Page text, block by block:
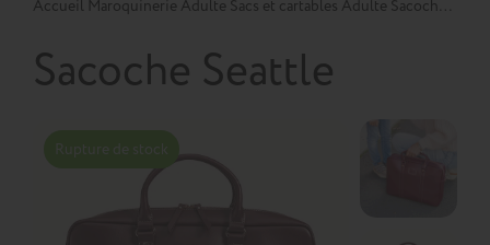
Accueil Maroquinerie Adulte Sacs et cartables Adulte Sacoche Seattle TU
Sacoche Seattle